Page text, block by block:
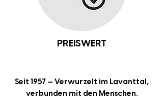
PREISWERT
Seit 1957 – Verwurzelt im Lavanttal,
verbunden mit den Menschen.